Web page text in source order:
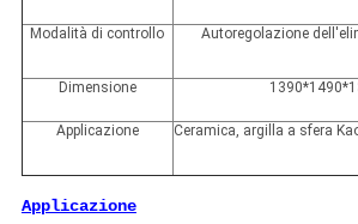
Modalità di controllo Autoregolazione
Dimensione
Applicazione Ceramica, argilla a sfera
Applicazione